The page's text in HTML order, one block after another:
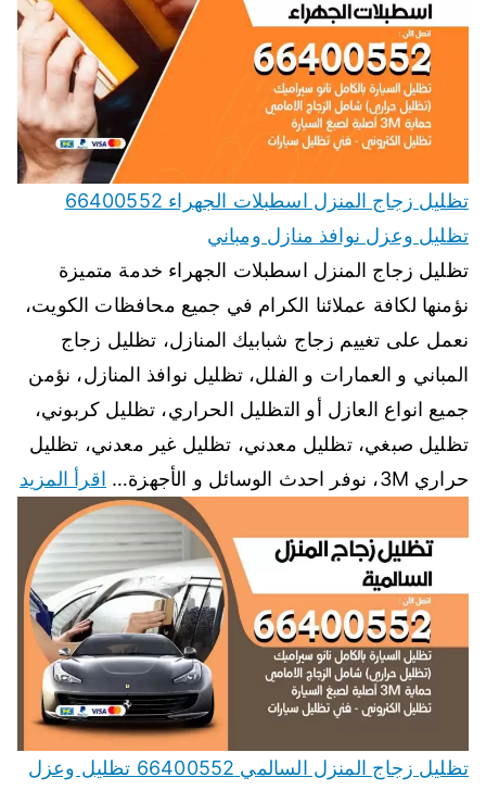
تظليل زجاج المنزل اسطبلات الجهراء 66400552
تظليل وعزل نوافذ منازل ومباني
تظليل زجاج المنزل اسطبلات الجهراء خدمة متميزة
نؤمنها لكافة عملائنا الكرام في جميع محافظات الكويت،
نعمل على تغييم زجاج شبابيك المنازل، تظليل زجاج
المباني و العمارات و الفلل، تظليل نوافذ المنازل، نؤمن
جميع انواع العازل أو التظليل الحراري، تظليل كربوني،
تظليل صبغي، تظليل معدني، تظليل غير معدني، تظليل
حراري 3M، نوفر احدث الوسائل و الأجهزة…
اقرأ المزيد
تظليل زجاج المنزل السالمي 66400552 تظليل وعزل